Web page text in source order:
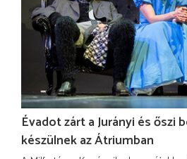
Évadot zárt a Jurányi és őszi
készülnek az Átriumban